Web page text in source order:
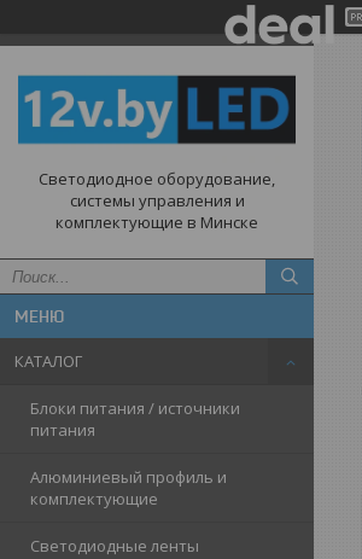
Светодиодное оборудование,
системы управления и
комплектующие в Минске
КАТАЛОГ
Блоки питания / источники
питания
Алюминиевый профиль и
комплектующие
Светодиодные ленты